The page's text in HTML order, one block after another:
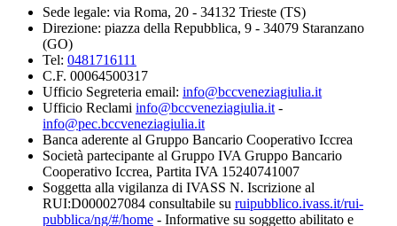
Sede legale: via Roma, 20 - 34132 Trieste (TS)
Direzione: piazza della Repubblica, 9 - 34079 Staranzano
(GO)
Tel: 0481716111
C.F. 00064500317
Ufficio Segreteria email: info@bccveneziagiulia.it
Ufficio Reclami info@bccveneziagiulia.it -
info@pec.bccveneziagiulia.it
Banca aderente al Gruppo Bancario Cooperativo Iccrea
Società partecipante al Gruppo IVA Gruppo Bancario
Cooperativo Iccrea, Partita IVA 15240741007
Soggetta alla vigilanza di IVASS N. Iscrizione al
RUI:D000027084 consultabile su ruipubblico.ivass.it/rui-
pubblica/ng/#/home - Informative su soggetto abilitato e